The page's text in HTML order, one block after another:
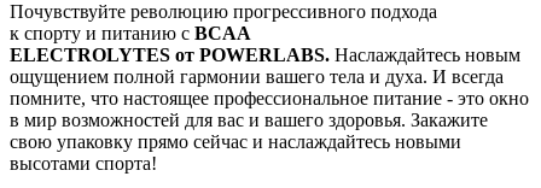
Почувствуйте революцию прогрессивного подхода
к спорту и питанию с BCAA
ELECTROLYTES от POWERLABS. Наслаждайтесь новым
ощущением полной гармонии вашего тела и духа. И всегда
помните, что настоящее профессиональное питание - это окно
в мир возможностей для вас и вашего здоровья. Закажите
свою упаковку прямо сейчас и наслаждайтесь новыми
высотами спорта!